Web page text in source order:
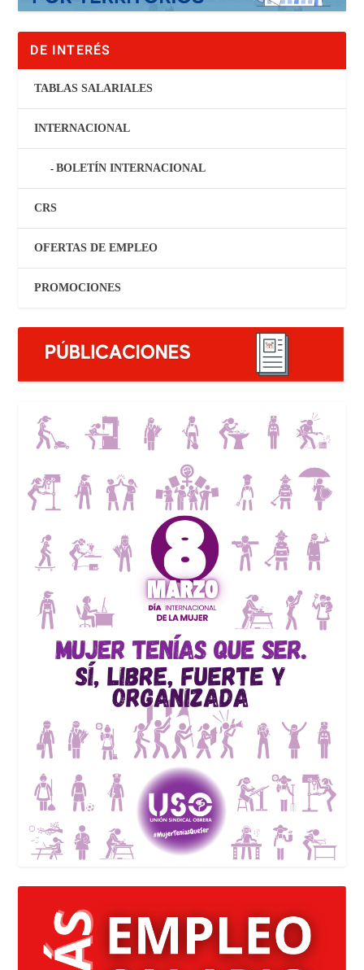
DE INTERÉS
TABLAS SALARIALES
INTERNACIONAL
BOLETÍN INTERNACIONAL
CRS
OFERTAS DE EMPLEO
PROMOCIONES